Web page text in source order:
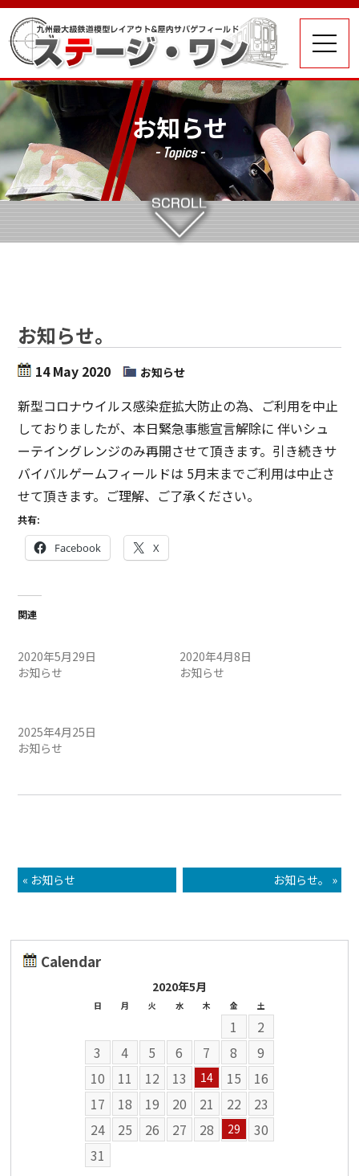
お知らせ
- Topics -
お知らせ。
14 May 2020 お知らせ
新型コロナウイルス感染症拡大防止の為、ご利用を中止
しておりましたが、本日緊急事態宣言解除に 伴いシュ
ーテイングレンジのみ再開させて頂きます。引き続きサ
バイバルゲームフィールドは 5月末までご利用は中止さ
せて頂きます。ご理解、ご了承ください。
共有:
Facebook X
関連
2020年5月29日
お知らせ
2020年4月8日
お知らせ
2025年4月25日
お知らせ
« お知らせ お知らせ。 »
Calendar
2020年5月
日 月 火 水 木 金 土
1
2
3
4 5 6 7 8
9
10
11 12 13 14 15
16
17
18 19 20 21 22
23
24
25 26 27 28 29
30
31